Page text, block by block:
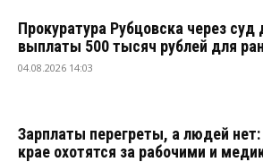
Прокуратура Рубцовска через суд
выплаты 500 тысяч рублей для
04.08.2026 14:03
Зарплаты перегреты, а людей
крае охотятся за рабочими и